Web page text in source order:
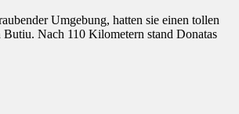
Umgebung, hatten sie einen tollen
Nach 110 Kilometern stand Donatas